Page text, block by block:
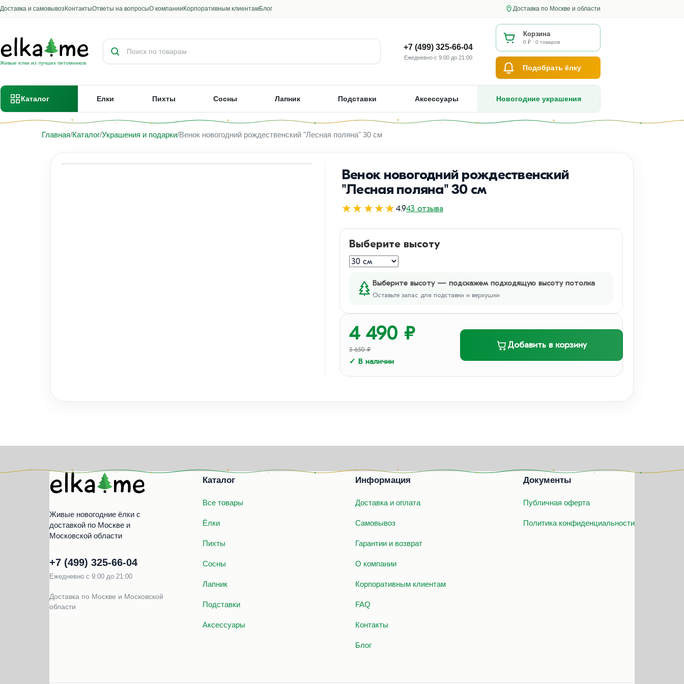
Доставка и самовывозКонтактыОтветы на вопросыО компанииКорпоративным клиентамБлог Доставка по Москве и области
Живые елки из лучших питомников
Поиск товаров и категорий +7 (499) 325-66-04
Ежедневно с 9:00 до 21:00
Корзина
0 ₽ · 0 товаров
Подобрать ёлку
Каталог Елки Пихты Сосны Лапник Подставки Аксессуары Новогодние украшения
Главная Каталог Украшения и подарки Венок новогодний рождественский "Лесная поляна" 30 см
Венок новогодний рождественский
"Лесная поляна" 30 см
★★★★★ 4.943 отзыва
Выберите высоту
Выберите высоту — подскажем подходящую высоту потолка
Оставьте запас для подставки и верхушки
4 490₽
5 650 ₽
✓ В наличии
Добавить в корзину
Живые новогодние ёлки с
доставкой по Москве и
Московской области
+7 (499) 325‑66‑04
Ежедневно с 9:00 до 21:00
Доставка по Москве и Московской
области
Каталог
Все товары
Ёлки
Пихты
Сосны
Лапник
Подставки
Аксессуары
Информация
Доставка и оплата
Самовывоз
Гарантии и возврат
О компании
Корпоративным клиентам
FAQ
Контакты
Блог
Документы
Публичная оферта
Политика конфиденциальности